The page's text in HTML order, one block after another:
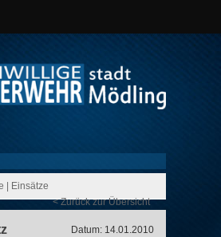
Einsätze
< Zurück zur Übersicht
Datum: 14.01.2010